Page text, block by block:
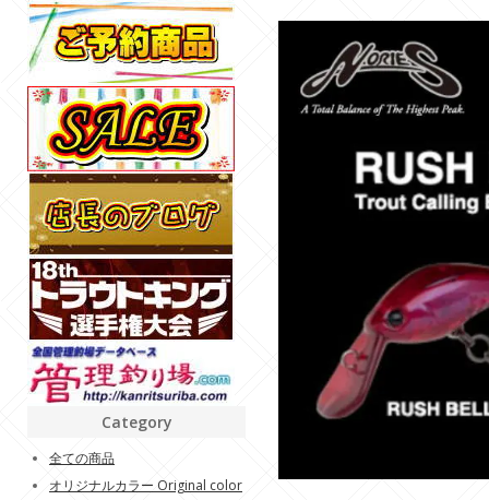
Category
全ての商品
オリジナルカラー Original color